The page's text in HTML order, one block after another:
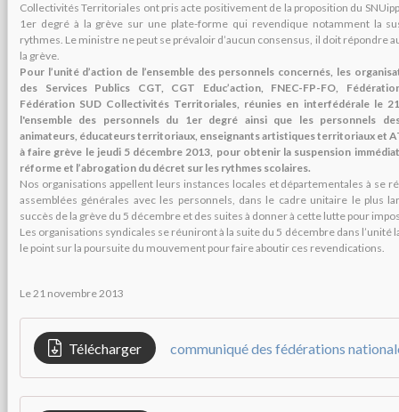
Collectivités Territoriales ont pris acte positivement de la proposition du
1er degré à la grève sur une plate-forme qui revendique notamment la
rythmes. Le ministre ne peut se prévaloir d’aucun consensus, il doit répondre
la grève.
Pour l’unité d’action de l’ensemble des personnels concernés, les
des Services Publics CGT, CGT Educ’action, FNEC-FP-FO,
Fédération SUD Collectivités Territoriales, réunies en interfédérale le
l'ensemble des personnels du 1er degré ainsi que les personnels
animateurs, éducateurs territoriaux, enseignants artistiques territoriaux et
à faire grève le jeudi 5 décembre 2013, pour obtenir la suspension
réforme et l’abrogation du décret sur les rythmes scolaires.
Nos organisations appellent leurs instances locales et départementales à se
assemblées générales avec les personnels, dans le cadre unitaire le plus
succès de la grève du 5 décembre et des suites à donner à cette lutte pour
Les organisations syndicales se réuniront à la suite du 5 décembre dans l’unité
le point sur la poursuite du mouvement pour faire aboutir ces revendications.
Le 21 novembre 2013
Télécharger